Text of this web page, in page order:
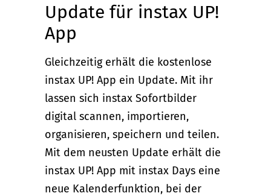
Update für instax UP!
App
Gleichzeitig erhält die kostenlose
instax UP! App ein Update. Mit ihr
lassen sich instax Sofortbilder
digital scannen, importieren,
organisieren, speichern und teilen.
Mit dem neusten Update erhält die
instax UP! App mit instax Days eine
neue Kalenderfunktion, bei der